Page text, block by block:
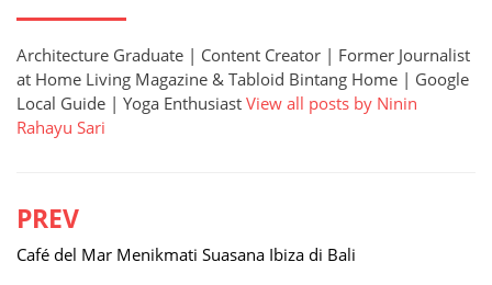
Architecture Graduate | Content Creator | Former Journalist
at Home Living Magazine & Tabloid Bintang Home | Google
Local Guide | Yoga Enthusiast View all posts by Ninin
Rahayu Sari
Post
navigation
PREV
Café del Mar Menikmati Suasana Ibiza di Bali